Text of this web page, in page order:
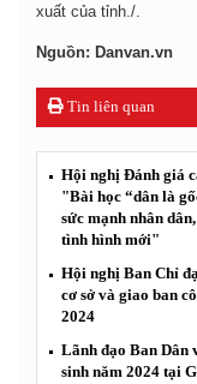
xuất của tỉnh./.
Nguồn: Danvan.vn
Tin liên quan
Hội nghị Đánh giá
"Bài học “dân là
sức mạnh nhân
tình hình mới"
Hội nghị Ban Chỉ
cơ sở và giao ban
2024
Lãnh đạo Ban Dân
sinh năm 2024 tại